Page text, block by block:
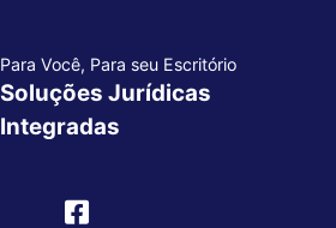
Para Você, Para seu Escritório
Soluções Jurídicas
Integradas